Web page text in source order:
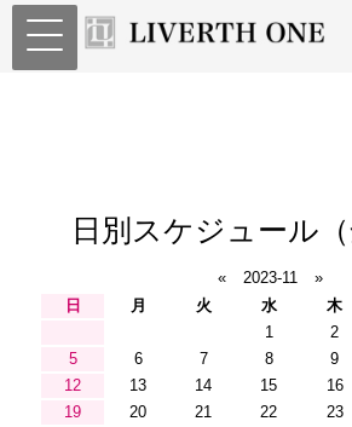
日別スケジュール（
« 2023-11 »
日 月 火 水 木
1
2
5
6 7 8 9
12
13 14 15 16
19
20 21 22 23